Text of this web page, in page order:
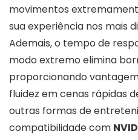
movimentos
sua experiência nos mais
Ademais, o tempo de
modo extremo elimina
proporcionando
fluidez em cenas rápidas
outras formas de
compatibilidade com